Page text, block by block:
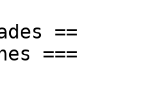
==
===